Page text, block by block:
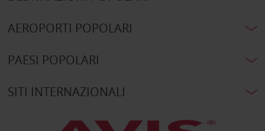
AEROPORTI POPOLARI
PAESI POPOLARI
SITI INTERNAZIONALI